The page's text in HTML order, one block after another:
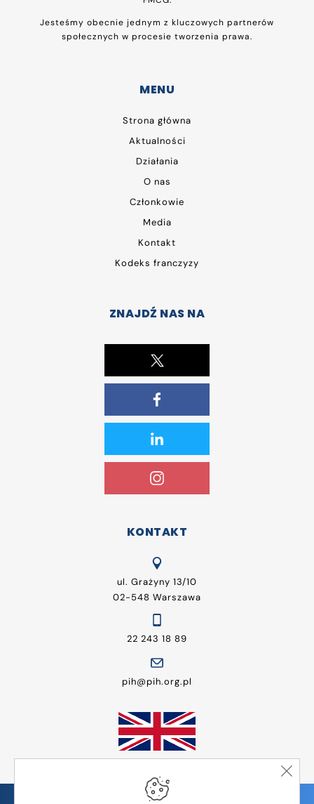
Jesteśmy obecnie jednym z kluczowych partnerów
społecznych w procesie tworzenia prawa.
MENU
Strona główna
Aktualności
Działania
O nas
Członkowie
Media
Kontakt
Kodeks franczyzy
ZNAJDŹ NAS NA
KONTAKT
ul. Grażyny 13/10
02-548 Warszawa
22 243 18 89
pih@pih.org.pl